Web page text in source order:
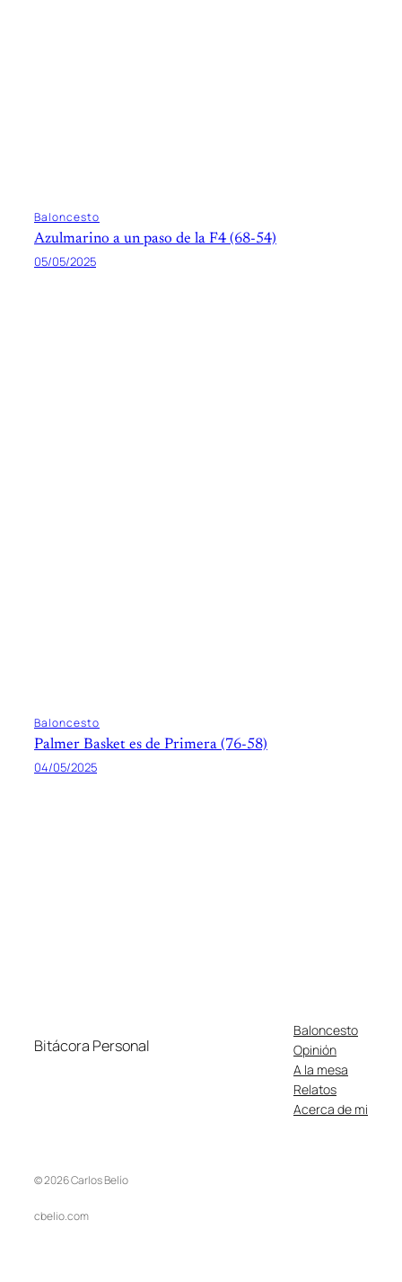
Baloncesto
Azulmarino a un paso de la F4 (68-54)
05/05/2025
Baloncesto
Palmer Basket es de Primera (76-58)
04/05/2025
Bitácora Personal
Baloncesto
Opinión
A la mesa
Relatos
Acerca de mi
© 2026 Carlos Belío
cbelio.com